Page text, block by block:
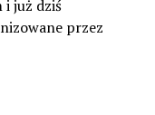
i już dziś
przez